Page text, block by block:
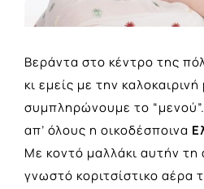
Βεράντα στο κέντρο της
κι εμείς με την
συμπληρώνουμε το
απ’ όλους η οικοδέσποινα
Με κοντό μαλλάκι αυτήν τη
γνωστό κοριτσίστικο αέρα